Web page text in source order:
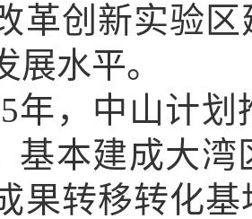
革创新实验
展水平。
年，中山计
基本建成大
果转移转化